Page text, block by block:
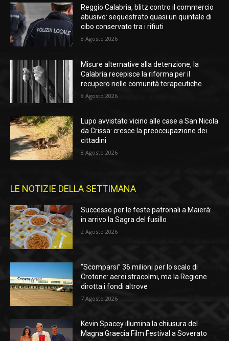
Reggio Calabria, blitz contro il commercio
abusivo: sequestrato quasi un quintale di
cibo conservato tra i rifiuti
8 Agosto 2026
Misure alternative alla detenzione, la
Calabria recepisce la riforma per il
recupero nelle comunità terapeutiche
8 Agosto 2026
Lupo avvistato vicino alle case a San Nicola
da Crissa: cresce la preoccupazione dei
cittadini
8 Agosto 2026
LE NOTIZIE DELLA SETTIMANA
Successo per le feste patronali a Maierà:
in arrivo la Sagra del fusillo
2 Agosto 2026
“Scomparsi” 36 milioni per lo scalo di
Crotone: aerei stracolmi, ma la Regione
dirotta i fondi altrove
7 Agosto 2026
Kevin Spacey illumina la chiusura del
Magna Graecia Film Festival a Soverato